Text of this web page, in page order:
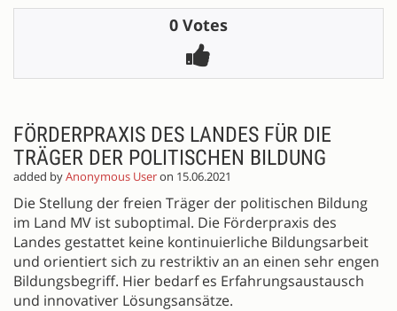
0 Votes
FÖRDERPRAXIS DES LANDES FÜR DIE
TRÄGER DER POLITISCHEN BILDUNG
added byAnonymous Useron 15.06.2021
Die Stellung der freien Träger der politischen Bildung
im Land MV ist suboptimal. Die Förderpraxis des
Landes gestattet keine kontinuierliche Bildungsarbeit
und orientiert sich zu restriktiv an an einen sehr engen
Bildungsbegriff. Hier bedarf es Erfahrungsaustausch
und innovativer Lösungsansätze.